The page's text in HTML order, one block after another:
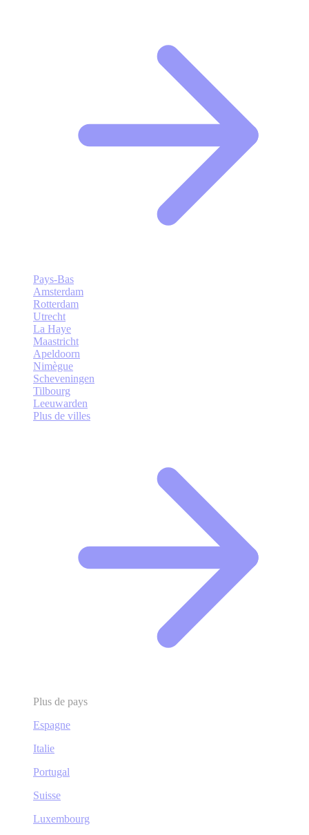
Pays-Bas
Amsterdam
Rotterdam
Utrecht
La Haye
Maastricht
Apeldoorn
Nimègue
Scheveningen
Tilbourg
Leeuwarden
Plus de villes
Plus de pays
Espagne
Italie
Portugal
Suisse
Luxembourg